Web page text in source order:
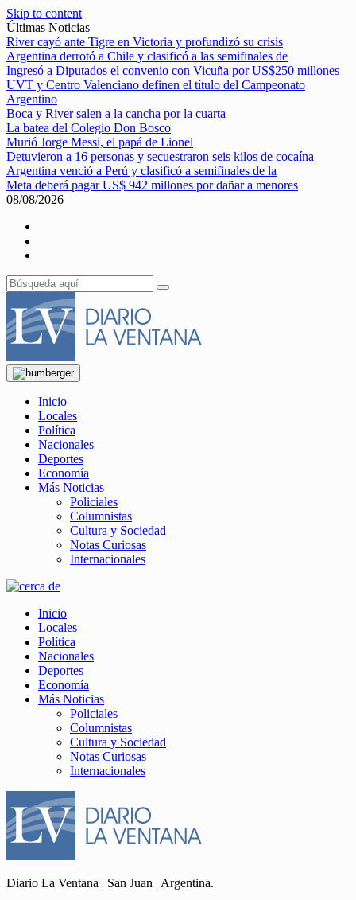
Skip to content
Últimas Noticias
River cayó ante Tigre en Victoria y profundizó su crisis
Argentina derrotó a Chile y clasificó a las semifinales de
Ingresó a Diputados el convenio con Vicuña por US$250 millones
UVT y Centro Valenciano definen el título del Campeonato
Argentino
Boca y River salen a la cancha por la cuarta
La batea del Colegio Don Bosco
Murió Jorge Messi, el papá de Lionel
Detuvieron a 16 personas y secuestraron seis kilos de cocaína
Argentina venció a Perú y clasificó a semifinales de la
Meta deberá pagar US$ 942 millones por dañar a menores
08/08/2026
Inicio
Locales
Política
Nacionales
Deportes
Economía
Más Noticias
Policiales
Columnistas
Cultura y Sociedad
Notas Curiosas
Internacionales
Inicio
Locales
Política
Nacionales
Deportes
Economía
Más Noticias
Policiales
Columnistas
Cultura y Sociedad
Notas Curiosas
Internacionales
Diario La Ventana | San Juan | Argentina.